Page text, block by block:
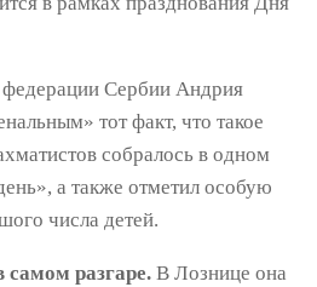
Сербии Андрия
тот факт, что такое
собралось в одном
а также отметил особую
числа детей.
разгаре. В Лознице она